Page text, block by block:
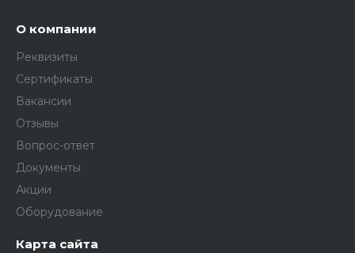
О компании
Реквизиты
Сертификаты
Вакансии
Отзывы
Вопрос-ответ
Документы
Акции
Оборудование
Карта сайта